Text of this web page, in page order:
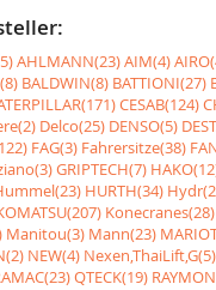
AHLMANN(23)AIM(4)
BALDWIN(8) BATTIONI(27)
CESAB(124)
Delco(25) DENSO(5)
FAG(3) Fahrersitze(38)
GRIPTECH(7)
HURTH(34)
Konecranes(28)
Manitou(3) Mann(23)
NEW(4) Nexen,ThaiLift,G(5)
QTECK(19)